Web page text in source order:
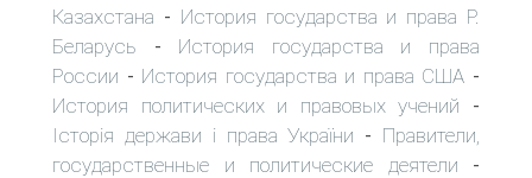
Казахстана - История государства и права Р.
Беларусь - История государства и права
России - История государства и права США -
История политических и правовых учений -
Історія держави і права України - Правители,
государственные и политические деятели -